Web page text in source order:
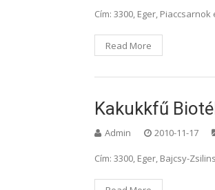
Cím: 3300, Eger,
Read More
Kakukkfű
Admin 2010-11-17
Cím: 3300, Eger, Bajcsy-